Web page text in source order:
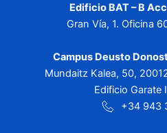
Edificio BAT – B
Gran Vía, 1. Oficina
Campus Deusto
Mundaitz Kalea, 50,
Edificio Garate
+34 943